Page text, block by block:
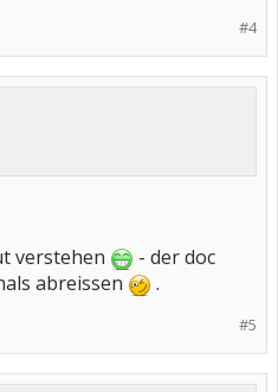
#4
verstehen
- der doc
abreissen
.
#5